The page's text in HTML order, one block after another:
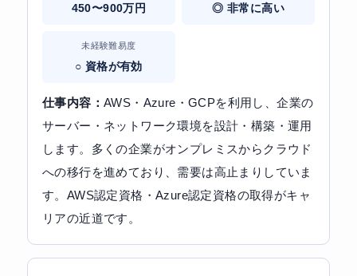
450〜900万円 ◎ 非常に高い
未経験難易度
○ 資格が有効
仕事内容： AWS・Azure・GCPを利用し、企業の
サーバー・ネットワーク環境を設計・構築・運用
します。多くの企業がオンプレミスからクラウド
への移行を進めており、需要は高止まりしていま
す。AWS認定資格・Azure認定資格の取得がキャ
リアの近道です。